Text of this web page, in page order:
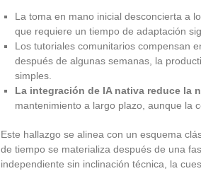
La toma en mano inicial desconcierta a
que requiere un tiempo de adaptación
Los tutoriales comunitarios compensan
después de algunas semanas, la
simples.
La integración de IA nativa reduce la
mantenimiento a largo plazo, aunque la
Este hallazgo se alinea con un esquema
de tiempo se materializa después de una
independiente sin inclinación técnica, la